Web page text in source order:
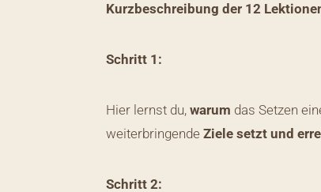
Kurzbeschreibung der 12
Schritt 1:
Hier lernst du,warum das Setzen
weiterbringendeZiele setzt und
Schritt 2: